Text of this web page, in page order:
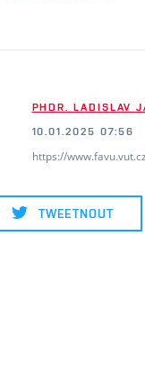
PHDR. LADISLAV
10.01.2025 07:56
https://
TWEETNOUT